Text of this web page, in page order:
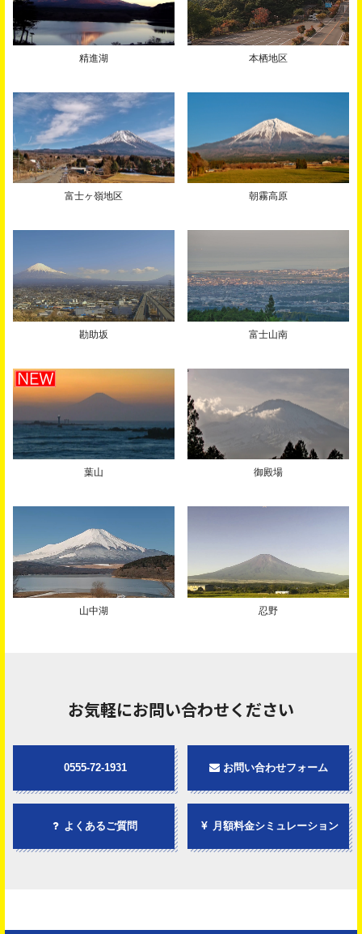
精進湖 本栖地区
富士ヶ嶺地区 朝霧高原
勘助坂 富士山南
葉山 御殿場
山中湖 忍野
お気軽にお問い合わせください
0555-72-1931 お問い合わせフォーム
よくあるご質問 月額料金シミュレーション